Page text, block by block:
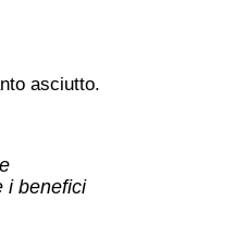
asciutto.
i benefici